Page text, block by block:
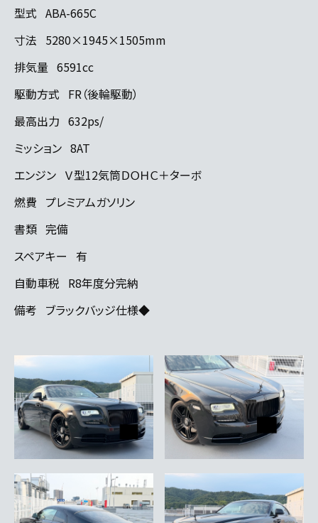
型式 ABA-665C
寸法 5280×1945×1505mm
排気量 6591cc
駆動方式 FR（後輪駆動）
最高出力 632ps/
ミッション 8AT
エンジン Ｖ型12気筒ＤＯＨＣ＋ターボ
燃費 プレミアムガソリン
書類 完備
スペアキー
有
自動車税 R8年度分完納
備考 ブラックバッジ仕様◆